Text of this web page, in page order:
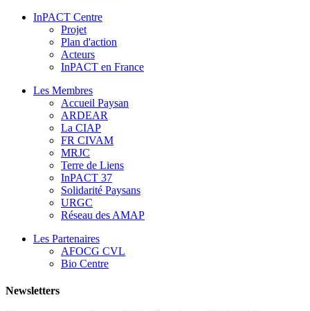
InPACT Centre
Projet
Plan d'action
Acteurs
InPACT en France
Les Membres
Accueil Paysan
ARDEAR
La CIAP
FR CIVAM
MRJC
Terre de Liens
InPACT 37
Solidarité Paysans
URGC
Réseau des AMAP
Les Partenaires
AFOCG CVL
Bio Centre
Newsletters